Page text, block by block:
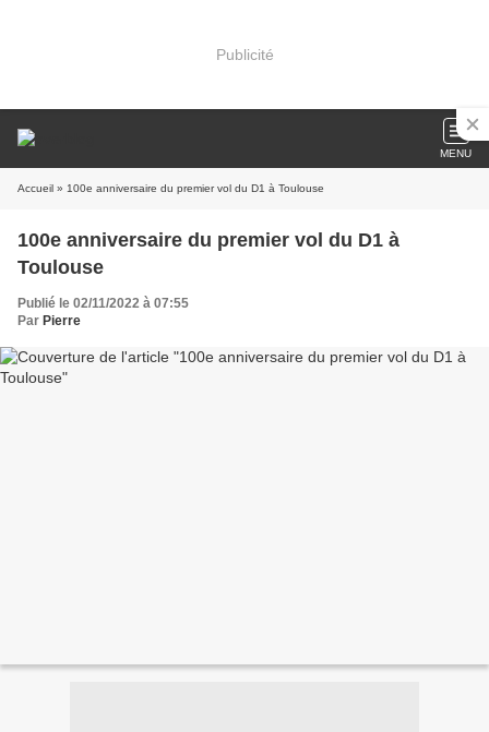
Publicité
MENU
Accueil » 100e anniversaire du premier vol du D1 à Toulouse
100e anniversaire du premier vol du D1 à
Toulouse
Publié le 02/11/2022 à 07:55
Par Pierre